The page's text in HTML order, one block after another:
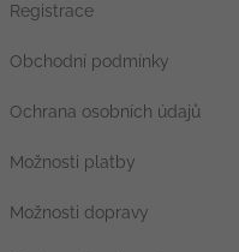
Registrace
Obchodní podmínky
Ochrana osobních údajů
Možnosti platby
Možnosti dopravy